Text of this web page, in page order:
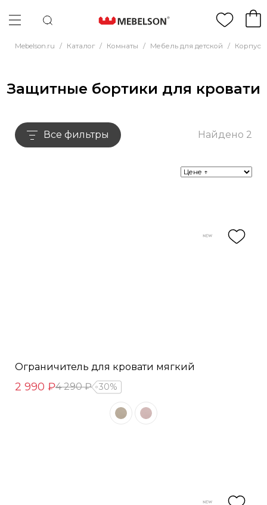
Mebelson.ru / Каталог / Комнаты / Мебель для детской /
Защитные бортики для кровати
Все фильтры Найдено 2
Ограничитель для кровати мягкий
2 990 ₽4 290 ₽ 30%